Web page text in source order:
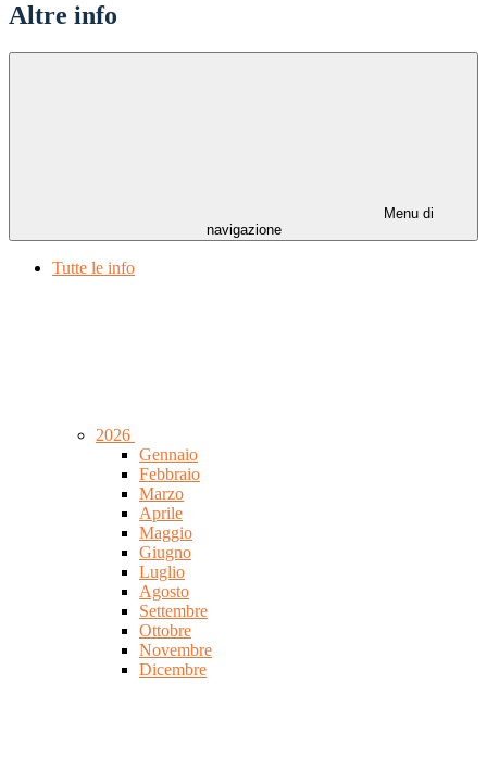
Altre info
Menu di
navigazione
Tutte le info
2026
Gennaio
Febbraio
Marzo
Aprile
Maggio
Giugno
Luglio
Agosto
Settembre
Ottobre
Novembre
Dicembre